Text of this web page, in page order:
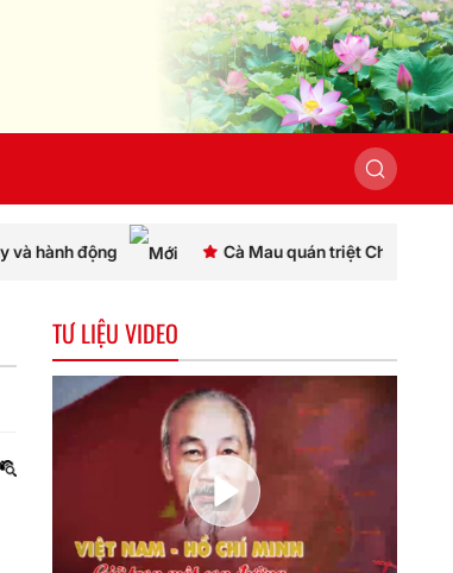
Cà Mau quán triệt Chỉ thị số 07, thống nhất
TƯ LIỆU VIDEO